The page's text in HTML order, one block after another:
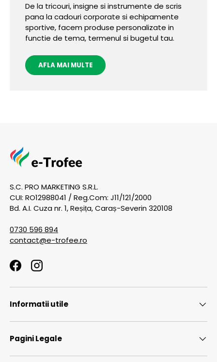
De la tricouri, insigne si instrumente de scris
pana la cadouri corporate si echipamente
sportive, facem produse personalizate in
functie de tema, termenul si bugetul tau.
AFLA MAI MULTE
S.C. PRO MARKETING S.R.L.
CUI: RO12988041 / Reg.Com: J11/121/2000
Bd. A.I. Cuza nr. 1, Reșița, Caraș-Severin 320108
0730 596 894
contact@e-trofee.ro
FacebookInstagram
Informatii utile
Pagini Legale